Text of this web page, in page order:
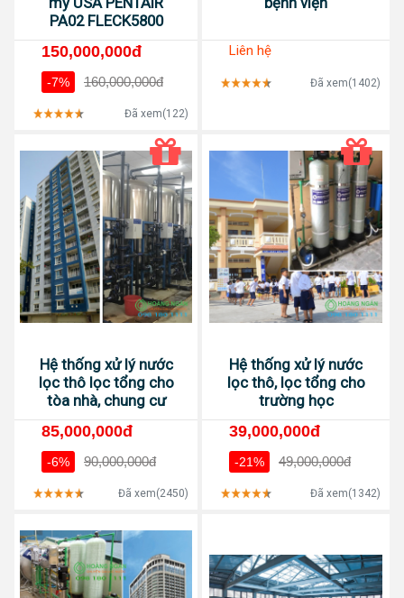
PA02 FLECK5800
150,000,000đ
-7% 160,000,000đ
Đã xem(122)
Liên hệ
Đã xem(1402)
Hệ thống xử lý nước
lọc thô lọc tổng cho
tòa nhà, chung cư
85,000,000đ
-6% 90,000,000đ
Đã xem(2450)
Hệ thống xử lý nước
lọc thô, lọc tổng cho
trường học
39,000,000đ
-21% 49,000,000đ
Đã xem(1342)